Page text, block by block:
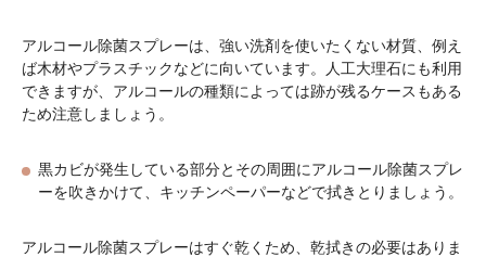
アルコール除菌スプレーは、強い洗剤を使いたくない材質、例え
ば木材やプラスチックなどに向いています。人工大理石にも利用
できますが、アルコールの種類によっては跡が残るケースもある
ため注意しましょう。
黒カビが発生している部分とその周囲にアルコール除菌スプレ
ーを吹きかけて、キッチンペーパーなどで拭きとりましょう。
アルコール除菌スプレーはすぐ乾くため、乾拭きの必要はありま